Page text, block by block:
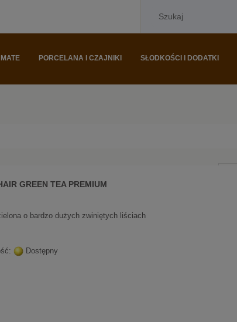
PORCELANA I CZAJNIKI SŁODKOŚCI I DODATKI
GREEN TEA PREMIUM
o bardzo dużych zwiniętych liściach
Dostępny